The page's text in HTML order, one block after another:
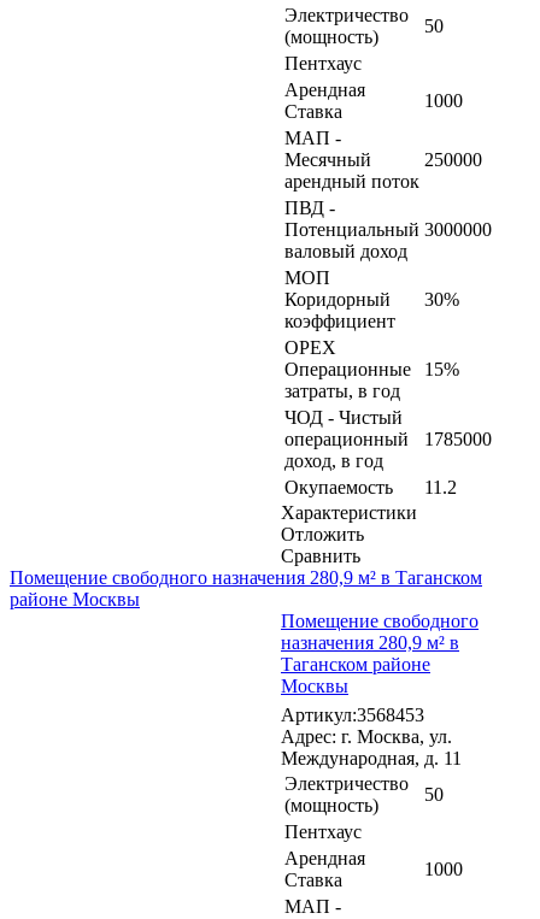
Электричество
(мощность)
50
Пентхаус
Арендная
Ставка
1000
МАП -
Месячный
арендный поток
250000
ПВД -
Потенциальный
валовый доход
3000000
МОП
Коридорный
коэффициент
30%
OPEX
Операционные
затраты, в год
15%
ЧОД - Чистый
операционный
доход, в год
1785000
Окупаемость
11.2
Характеристики
Отложить
Сравнить
Помещение свободного назначения 280,9 м² в Таганском
районе Москвы
Помещение свободного
назначения 280,9 м² в
Таганском районе
Москвы
Артикул:3568453
Адрес: г. Москва, ул.
Международная, д. 11
Электричество
(мощность)
50
Пентхаус
Арендная
Ставка
1000
МАП -